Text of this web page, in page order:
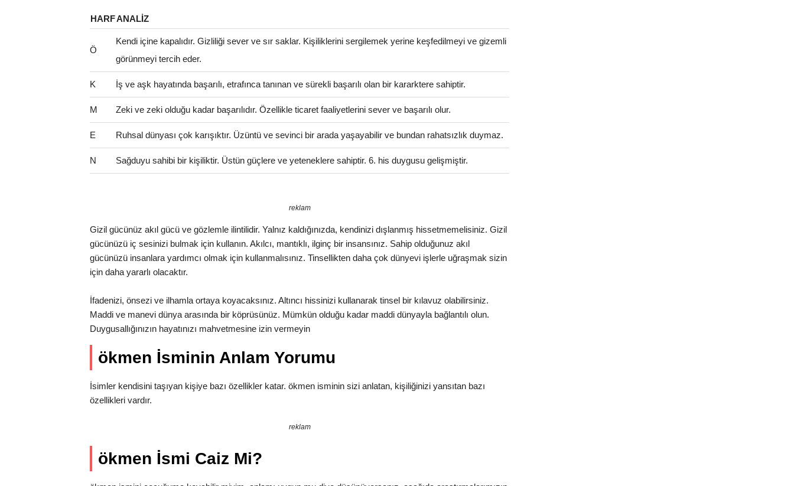
HARFANALIZ
Ö
Kendi içine kapalıdır. Gizliliği sever ve sır saklar. Kişiliklerini sergilemek yerine keşfedilmeyi ve gizemli
görünmeyi tercih eder.
K İş ve aşk hayatında başarılı, etrafınca tanınan ve sürekli başarılı olan bir kararktere sahiptir.
M Zeki ve zeki olduğu kadar başarılıdır. Özellikle ticaret faaliyetlerini sever ve başarılı olur.
E Ruhsal dünyası çok karışıktır. Üzüntü ve sevinci bir arada yaşayabilir ve bundan rahatsızlık duymaz.
N Sağduyu sahibi bir kişiliktir. Üstün güçlere ve yeteneklere sahiptir. 6. his duygusu gelişmiştir.
reklam
Gizil gücünüz akıl gücü ve gözlemle ilintilidir. Yalnız kaldığınızda, kendinizi dışlanmış hissetmemelisiniz. Gizil
gücünüzü iç sesinizi bulmak için kullanın. Akılcı, mantıklı, ilginç bir insansınız. Sahip olduğunuz akıl
gücünüzü insanlara yardımcı olmak için kullanmalısınız. Tinsellikten daha çok dünyevi işlerle uğraşmak sizin
için daha yararlı olacaktır.
İfadenizi, önsezi ve ilhamla ortaya koyacaksınız. Altıncı hissinizi kullanarak tinsel bir kılavuz olabilirsiniz.
Maddi ve manevi dünya arasında bir köprüsünüz. Mümkün olduğu kadar maddi dünyayla bağlantılı olun.
Duygusallığınızın hayatınızı mahvetmesine izin vermeyin
ökmen İsminin Anlam Yorumu
İsimler kendisini taşıyan kişiye bazı özellikler katar. ökmen isminin sizi anlatan, kişiliğinizi yansıtan bazı
özellikleri vardır.
reklam
ökmen İsmi Caiz Mi?